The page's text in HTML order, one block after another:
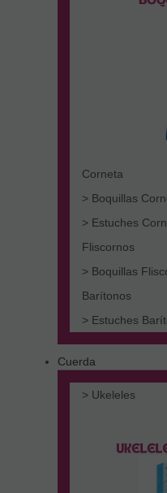
Corneta
> Boquillas
> Estuches
Fliscornos
> Boquillas
Barítonos
> Estuches
Cuerda
> Ukeleles